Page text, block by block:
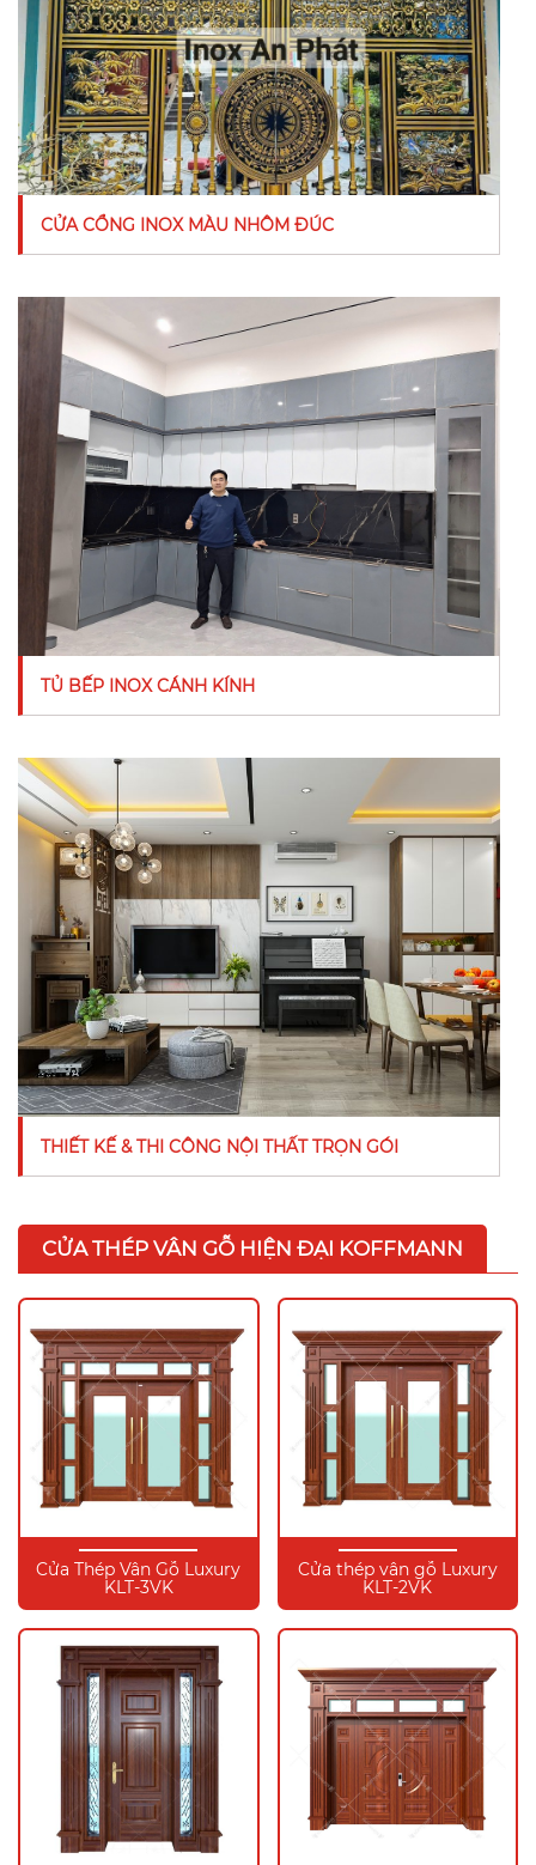
CỬA CỔNG INOX MÀU NHÔM ĐÚC
TỦ BẾP INOX CÁNH KÍNH
THIẾT KẾ & THI CÔNG NỘI THẤT TRỌN GÓI
CỬA THÉP VÂN GỖ HIỆN ĐẠI KOFFMANN
Cửa Thép Vân Gỗ Luxury
KLT-3VK
Cửa thép vân gỗ Luxury
KLT-2VK